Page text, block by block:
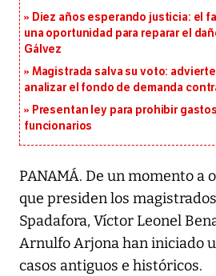
Diez años esperando justicia: el
una oportunidad para reparar el
Gálvez
Magistrada salva su voto:
analizar el fondo de demanda
Presentan ley para prohibir
funcionarios
PANAMÁ. De un momento a
que presiden los
Spadafora, Víctor Leonel
Arnulfo Arjona han iniciado
casos antiguos e históricos.